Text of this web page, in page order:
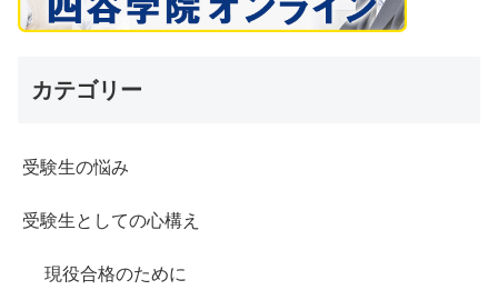
カテゴリー
受験生の悩み
受験生としての心構え
現役合格のために